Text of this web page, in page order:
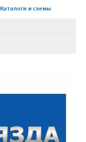
Каталоги и схемы